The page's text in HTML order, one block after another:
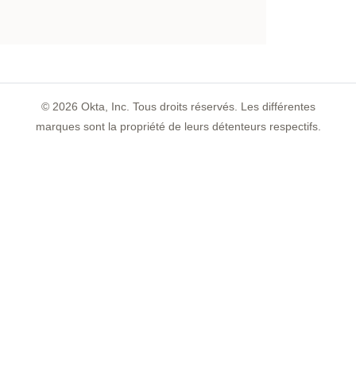
© 2026 Okta, Inc. Tous droits réservés. Les différentes
marques sont la propriété de leurs détenteurs respectifs.